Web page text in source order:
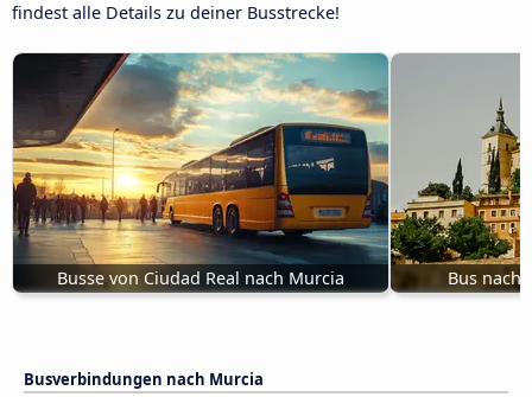
findest alle Details zu deiner Busstrecke!
Busse von Ciudad Real nach Murcia Bus nach
Busverbindungen nach Murcia